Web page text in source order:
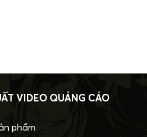
VIDEO QUẢNG CÁO
phẩm